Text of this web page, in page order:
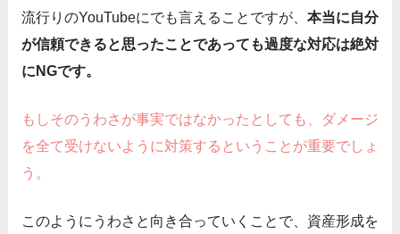
流行りのYouTubeにでも言えることですが、 本当に自分
が信頼できると思ったことであっても過度な対応は絶対
にNGです。
もしそのうわさが事実ではなかったとしても、ダメージ
を全て受けないように対策するということが重要でしょ
う。
このようにうわさと向き合っていくことで、資産形成を